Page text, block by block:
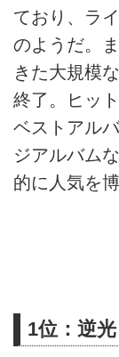
ており、ラ
のようだ。
きた大規模
終了。ヒッ
ベストアル
ジアルバム
的に人気を博
1位：逆